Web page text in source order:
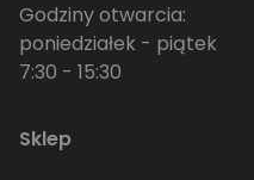
Godziny otwarcia:
poniedziałek - piątek
7:30 - 15:30
Sklep